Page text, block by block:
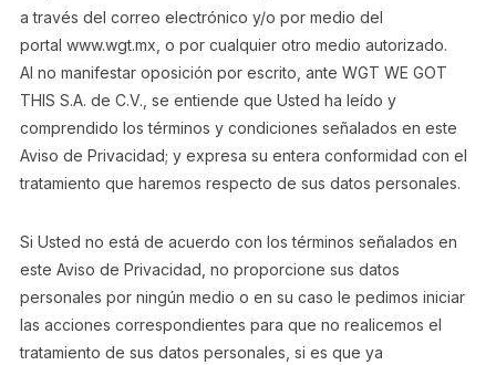
a través del correo electrónico y/o por medio del
portal www.wgt.mx, o por cualquier otro medio autorizado.
Al no manifestar oposición por escrito, ante WGT WE GOT
THIS S.A. de C.V., se entiende que Usted ha leído y
comprendido los términos y condiciones señalados en este
Aviso de Privacidad; y expresa su entera conformidad con el
tratamiento que haremos respecto de sus datos personales.
Si Usted no está de acuerdo con los términos señalados en
este Aviso de Privacidad, no proporcione sus datos
personales por ningún medio o en su caso le pedimos iniciar
las acciones correspondientes para que no realicemos el
tratamiento de sus datos personales, si es que ya